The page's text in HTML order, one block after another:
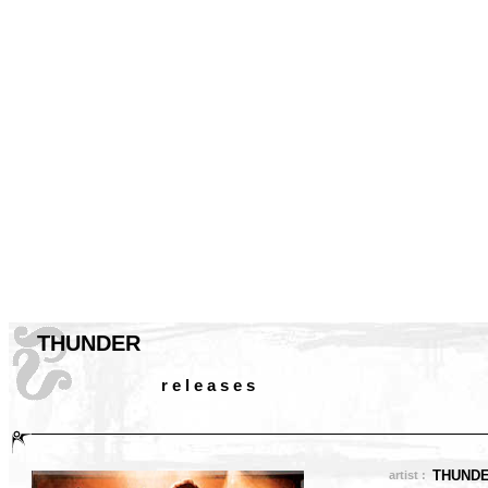
THUNDER
r e l e a s e s
artist :